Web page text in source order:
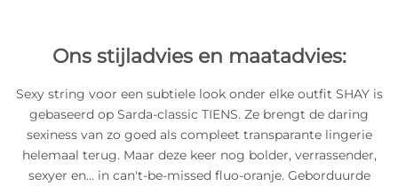
Ons stijladvies en maatadvies:
Sexy string voor een subtiele look onder elke outfit SHAY is
gebaseerd op Sarda-classic TIENS. Ze brengt de daring
sexiness van zo goed als compleet transparante lingerie
helemaal terug. Maar deze keer nog bolder, verrassender,
sexyer en... in can't-be-missed fluo-oranje. Geborduurde